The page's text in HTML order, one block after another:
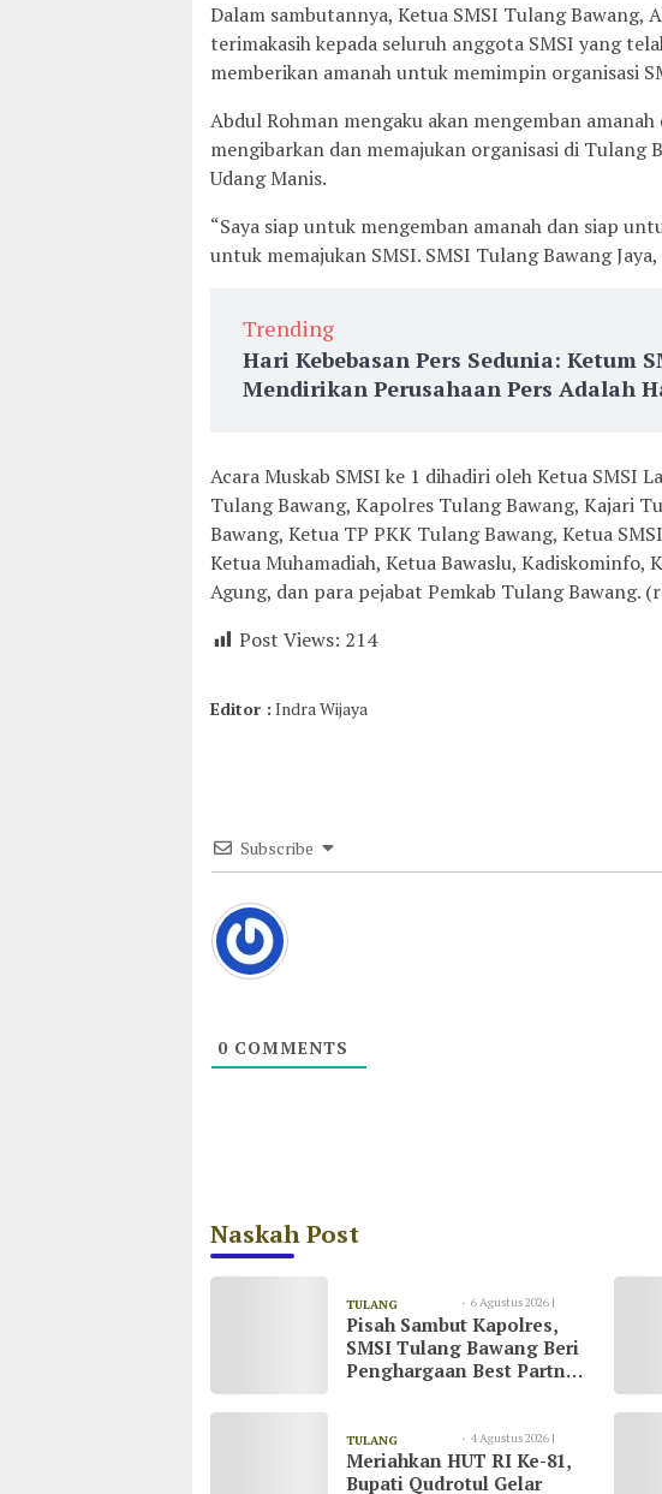
Dalam sambutannya, Ketua SMSI Tulang Bawang,
terimakasih kepada seluruh anggota SMSI yang
memberikan amanah untuk memimpin organisasi
Abdul Rohman mengaku akan mengemban
mengibarkan dan memajukan organisasi di Tulang
Udang Manis.
“Saya siap untuk mengemban amanah dan siap
untuk memajukan SMSI. SMSI Tulang Bawang
Trending
Hari Kebebasan Pers Sedunia: Ketum
Mendirikan Perusahaan Pers Adalah
Acara Muskab SMSI ke 1 dihadiri oleh Ketua SMSI
Tulang Bawang, Kapolres Tulang Bawang, Kajari
Bawang, Ketua TP PKK Tulang Bawang, Ketua
Ketua Muhamadiah, Ketua Bawaslu, Kadiskominfo,
Agung, dan para pejabat Pemkab Tulang Bawang.
Post Views: 214
Editor : Indra Wijaya
Subscribe
0 COMMENTS
Naskah Post
TULANG
BAWANG
6 Agustus 2026 |
08:55
Pisah Sambut Kapolres,
SMSI Tulang Bawang Beri
Penghargaan Best Partner
TULANG
BAWANG
4 Agustus 2026 |
20:51
Meriahkan HUT RI Ke-81,
Bupati Qudrotul Gelar